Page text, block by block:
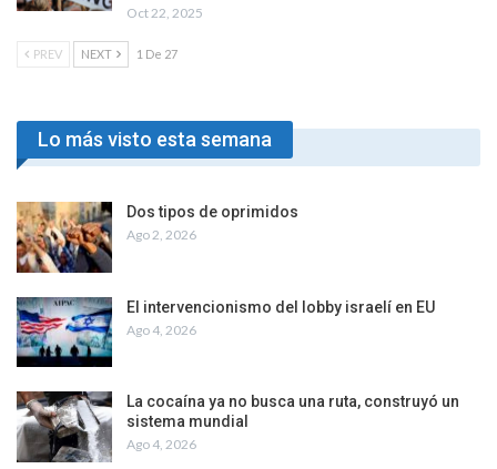
Oct 22, 2025
PREV NEXT 1 De 27
Lo más visto esta semana
Dos tipos de oprimidos
Ago 2, 2026
El intervencionismo del lobby israelí en EU
Ago 4, 2026
La cocaína ya no busca una ruta, construyó un
sistema mundial
Ago 4, 2026